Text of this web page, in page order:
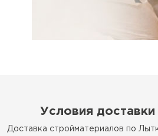
Условия доставки
Доставка стройматериалов по